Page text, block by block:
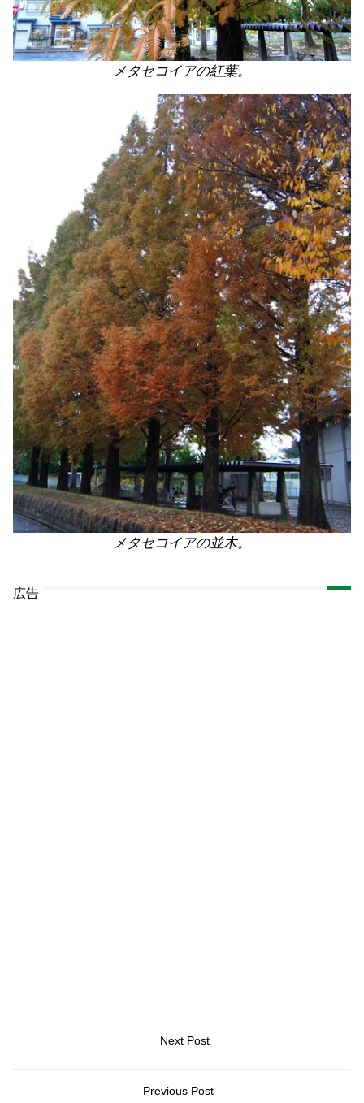
メタセコイアの紅葉。
メタセコイアの並木。
広告
Next Post
Previous Post